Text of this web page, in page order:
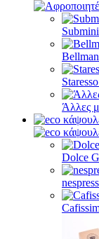
Άλλες
Dolce